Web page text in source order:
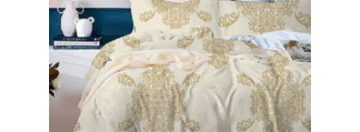
الخيارات
على
صفحة
المنتج